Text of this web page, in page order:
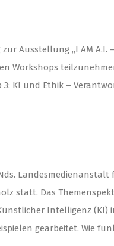
Ausstellung „I AM A.I.
Workshops
3: KI und Ethik –
Landesmedienanstalt
statt. Das
Intelligenz (KI)
gearbeitet. Wie